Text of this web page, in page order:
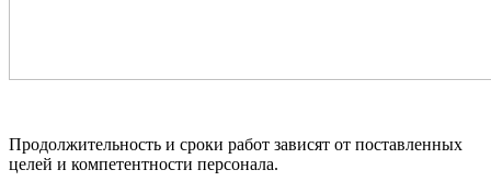
Продолжительность и сроки работ зависят от поставленных
целей и компетентности персонала.